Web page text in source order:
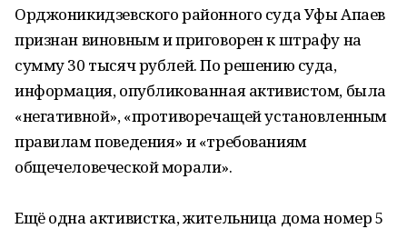
Орджоникидзевского районного суда Уфы Апаев
признан виновным и приговорен к штрафу на
сумму 30 тысяч рублей. По решению суда,
информация, опубликованная активистом, была
«негативной», «противоречащей установленным
правилам поведения» и «требованиям
общечеловеческой морали».
Ещё одна активистка, жительница дома номер 5